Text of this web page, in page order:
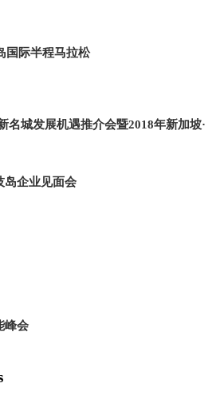
国际半程马拉松
名城发展机遇推介会暨2018年新加坡·
岛企业见面会
峰会